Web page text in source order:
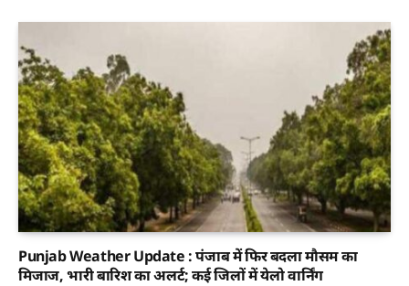
Punjab Weather Update : पंजाब में फिर बदला मौसम का
मिजाज, भारी बारिश का अलर्ट; कई जिलों में येलो वार्निंग